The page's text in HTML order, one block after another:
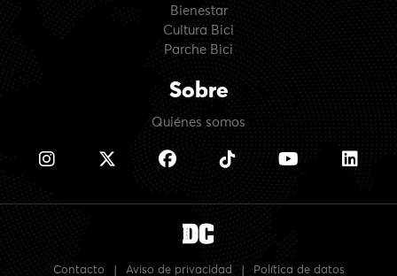
Bienestar
Cultura Bici
Parche Bici
Sobre
Quiénes somos
Contacto Aviso de privacidad Política de datos